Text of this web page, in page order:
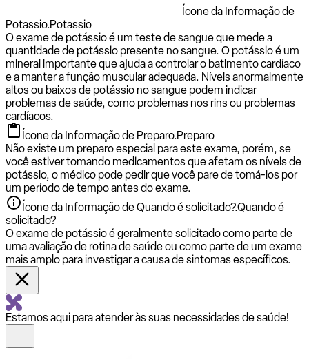
Ícone da Informação de
Potassio.Potassio
O exame de potássio é um teste de sangue que mede a
quantidade de potássio presente no sangue. O potássio é um
mineral importante que ajuda a controlar o batimento cardíaco
e a manter a função muscular adequada. Níveis anormalmente
altos ou baixos de potássio no sangue podem indicar
problemas de saúde, como problemas nos rins ou problemas
cardíacos.
Ícone da Informação de Preparo.Preparo
Não existe um preparo especial para este exame, porém, se
você estiver tomando medicamentos que afetam os níveis de
potássio, o médico pode pedir que você pare de tomá-los por
um período de tempo antes do exame.
Ícone da Informação de Quando é solicitado?.Quando é
solicitado?
O exame de potássio é geralmente solicitado como parte de
uma avaliação de rotina de saúde ou como parte de um exame
mais amplo para investigar a causa de sintomas específicos.
Estamos aqui para atender às suas necessidades de saúde!